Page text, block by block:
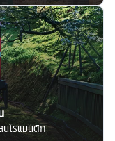
นโรแมนติก